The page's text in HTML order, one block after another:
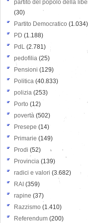
partito del popolo della
(30)
Partito Democratico (1.034)
PD (1.188)
PdL (2.781)
pedofilia (25)
Pensioni (129)
Politica (40.833)
polizia (253)
Porto (12)
povertà (502)
Presepe (14)
Primarie (149)
Prodi (52)
Provincia (139)
radici e valori (3.682)
RAI (359)
rapine (37)
Razzismo (1.410)
Referendum (200)